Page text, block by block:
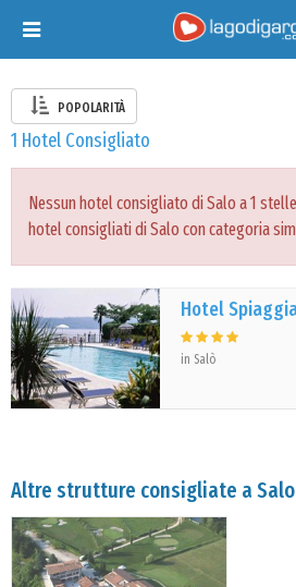
Toggle
navigation
POPOLARITÀ
1 Hotel Consigliato
Nessun hotel consigliato di Salo a 1
hotel consigliati di Salo con categoria
Hotel
in Salò
Altre strutture consigliate a Salo